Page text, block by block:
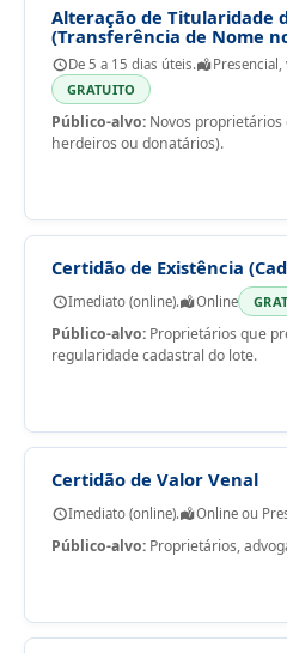
Alteração de Titularidade
(Transferência de Nome
De 5 a 15 dias úteis.
GRATUITO
Público-alvo: Novos
herdeiros ou donatários).
Certidão de Existência
Imediato (online). Online
Público-alvo: Proprietários que
regularidade cadastral do lote.
Certidão de Valor Venal
Imediato (online). Online ou
Público-alvo: Proprietários,